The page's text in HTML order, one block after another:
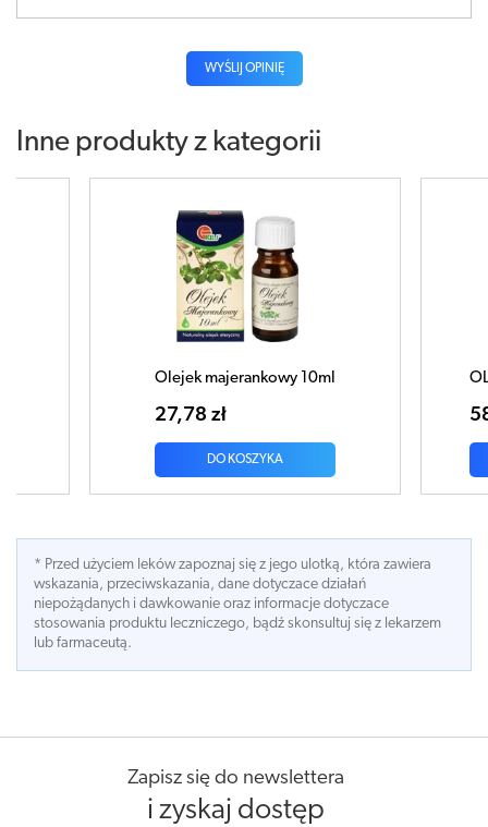
WYŚLIJ OPINIĘ
Inne produkty z kategorii
majerankowy 10ml OLEJEK CYNAMONOWY
* Przed użyciem leków zapoznaj się z jego ulotką, która zawiera
wskazania, przeciwskazania, dane dotyczace działań
niepożądanych i dawkowanie oraz informacje dotyczace
stosowania produktu leczniczego, bądź skonsultuj się z lekarzem
lub farmaceutą.
Zapisz się do newslettera
i zyskaj dostęp